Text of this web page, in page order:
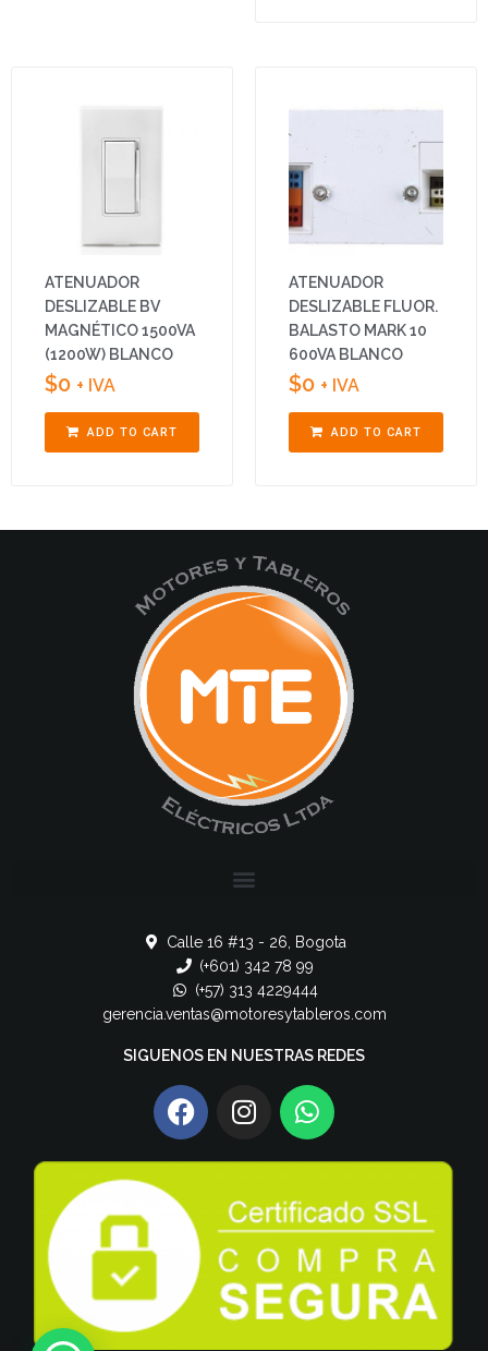
ATENUADOR
DESLIZABLE BV
MAGNÉTICO 1500VA
(1200W) BLANCO
$0 + IVA
ADD TO CART
ATENUADOR
DESLIZABLE FLUOR.
BALASTO MARK 10
600VA BLANCO
$0 + IVA
ADD TO CART
Calle 16 #13 - 26, Bogota
(+601) 342 78 99
(+57) 313 4229444
gerencia.ventas@motoresytableros.com
SIGUENOS EN NUESTRAS REDES